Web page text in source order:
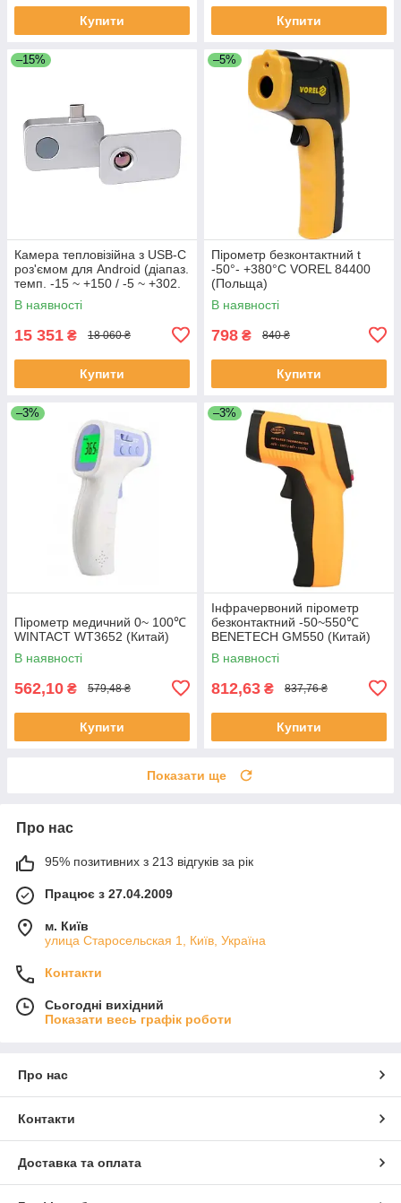
Купити Купити
–15%
Камера тепловізійна з USB-C
роз'ємом для Android (діапаз.
темп. -15 ~ +150 / -5 ~ +302.
150-550 / 302-1022 ˚C/˚F)
Yato YT-72931
В наявності
15 351 ₴ 18 060 ₴
Купити
–5%
Пірометр безконтактний t
-50°- +380°С VOREL 84400
(Польща)
В наявності
798 ₴ 840 ₴
Купити
–3%
Пірометр медичний 0~ 100℃
WINTACT WT3652 (Китай)
В наявності
562,10 ₴ 579,48 ₴
Купити
–3%
Інфрачервоний пірометр
безконтактний -50~550℃
BENETECH GM550 (Китай)
В наявності
812,63 ₴ 837,76 ₴
Купити
Показати ще
Про нас
95% позитивних з 213 відгуків за рік
Працює з 27.04.2009
м. Київ
улица Старосельская 1, Київ, Україна
Контакти
Сьогодні вихідний
Показати весь графік роботи
Про нас
Контакти
Доставка та оплата